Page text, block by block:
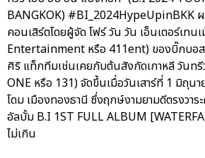
BANGKOK) #BI_2024HypeUpinBKK
คอนเสิร์ตโดยผู้จัด โฟร์ วัน วัน เอ็นเตอร์เท
Entertainment หรือ 411ent) ของบิ๊กบอ
ศิริ แท็กทีมเช่นเคยกับต้นสังกัดเกาหลี วันท
ONE หรือ 131) จัดขึ้นเมื่อวันเสาร์ที่ 1 มิถุน
โดม เมืองทองธานี ซึ่งฤกษ์งามยามดีตรงวาร
อัลบั้ม B.I 1ST FULL ALBUM
ไม่เกิน